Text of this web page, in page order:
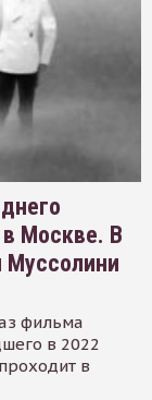
Москве. В
Муссолини
фильма
в 2022
в